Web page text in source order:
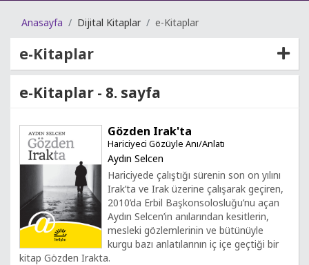
Anasayfa Dijital Kitaplar e-Kitaplar
e-Kitaplar
e-Kitaplar - 8. sayfa
Gözden Irak'ta
Hariciyeci Gözüyle Anı/Anlatı
Aydın Selcen
Hariciyede çalıştığı sürenin son on yılını
Irak’ta ve Irak üzerine çalışarak geçiren,
2010’da Erbil Başkonsolosluğu’nu açan
Aydın Selcen’in anılarından kesitlerin,
mesleki gözlemlerinin ve bütünüyle
kurgu bazı anlatılarının iç içe geçtiği bir
kitap Gözden Irakta.